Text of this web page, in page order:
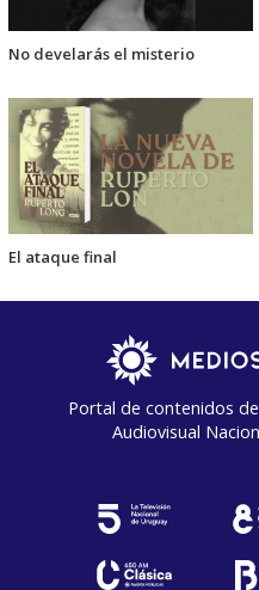
No develarás el misterio
El ataque final
Portal de contenidos
Audiovisual